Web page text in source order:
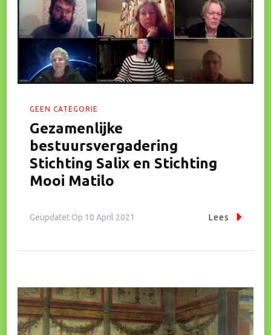
GEEN CATEGORIE
Gezamenlijke
bestuursvergadering
Stichting Salix en Stichting
Mooi Matilo
Geüpdatet Op 10 April 2021 Lees